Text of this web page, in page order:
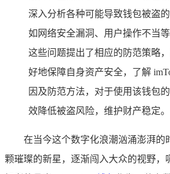
深入分析各种可能导致钱包被盗
如网络安全漏洞、用户操作不当
这些问题提出了相应的防范策略
好地保障自身资产安全，了解
因及防范方法，对于使用该钱包
效降低被盗风险，维护财产稳定。
在当今这个数字化浪潮汹涌澎湃的
颗璀璨的新星，逐渐闯入大众的视野，